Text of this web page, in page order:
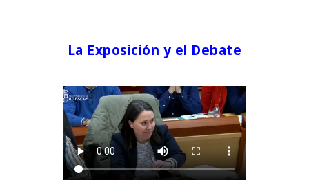
La Exposición y el Debate